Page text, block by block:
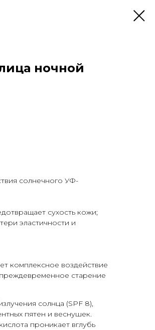
ночной
солнечного УФ-
сухость кожи;
эластичности и
комплексное воздействие
старение
солнца (SPF 8),
пятен и веснушек.
проникает вглубь